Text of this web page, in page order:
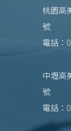
桃園高
號
電話：
中壢高
號
電話：